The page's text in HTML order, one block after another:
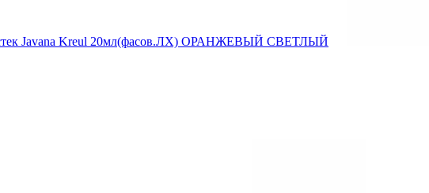
Javana Kreul 20мл(фасов.ЛХ) ОРАНЖЕВЫЙ СВЕТЛЫЙ